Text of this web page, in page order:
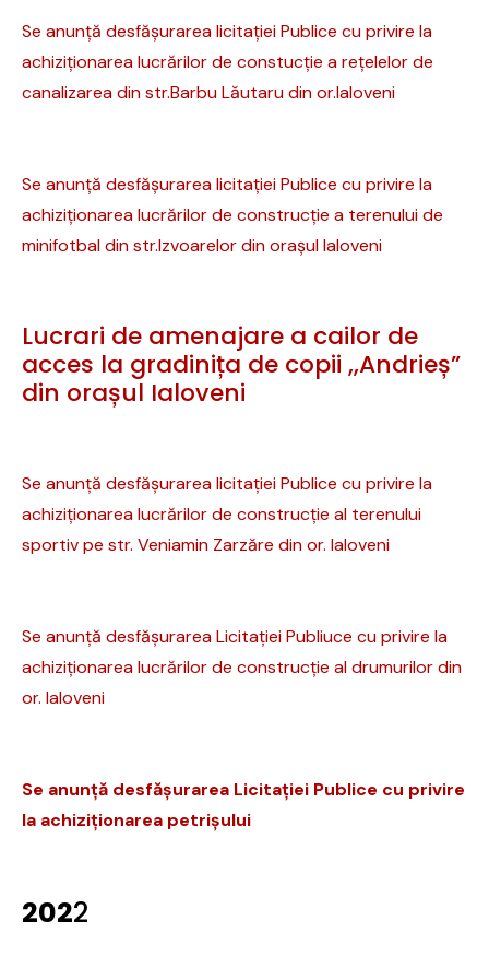
Se anunță desfășurarea licitației Publice cu privire la
achiziționarea lucrărilor de constucție a rețelelor de
canalizarea din str.Barbu Lăutaru din or.Ialoveni
Se anunță desfășurarea licitației Publice cu privire la
achiziționarea lucrărilor de construcție a terenului de
minifotbal din str.Izvoarelor din orașul Ialoveni
Lucrari de amenajare a cailor de
acces la gradinița de copii ,,Andrieș”
din orașul Ialoveni
Se anunță desfășurarea licitației Publice cu privire la
achiziționarea lucrărilor de construcție al terenului
sportiv pe str. Veniamin Zarzăre din or. Ialoveni
Se anunță desfășurarea Licitației Publiuce cu privire la
achiziționarea lucrărilor de construcție al drumurilor din
or. Ialoveni
Se anunță desfășurarea Licitației Publice cu privire
la achiziționarea petrișului
2022